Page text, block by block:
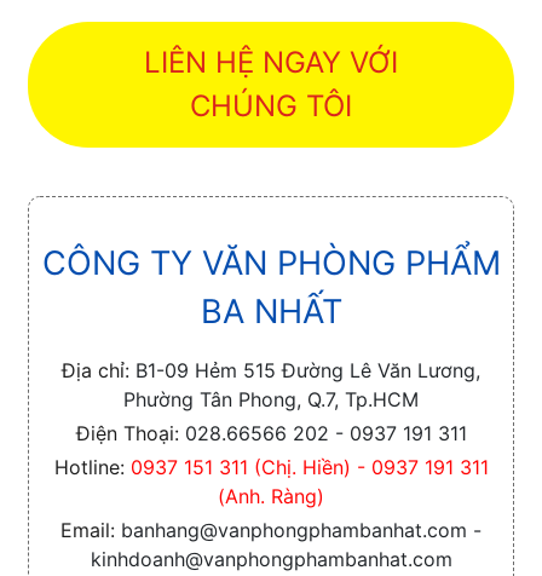
LIÊN HỆ NGAY VỚI
CHÚNG TÔI
CÔNG TY VĂN PHÒNG PHẨM
BA NHẤT
Địa chỉ: B1-09 Hẻm 515 Đường Lê Văn Lương,
Phường Tân Phong, Q.7, Tp.HCM
Điện Thoại: 028.66566 202 - 0937 191 311
Hotline: 0937 151 311 (Chị. Hiền) - 0937 191 311
(Anh. Ràng)
Email: banhang@vanphongphambanhat.com -
kinhdoanh@vanphongphambanhat.com